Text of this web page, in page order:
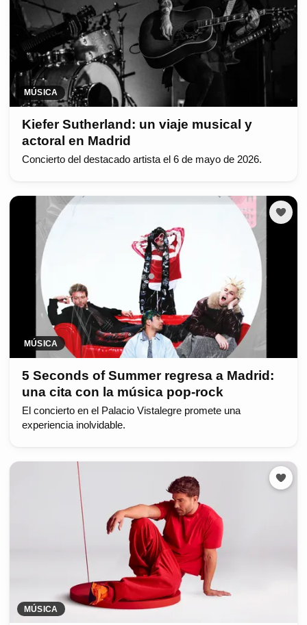
MÚSICA
Kiefer Sutherland: un viaje musical y
actoral en Madrid
Concierto del destacado artista el 6 de mayo de 2026.
MÚSICA
5 Seconds of Summer regresa a Madrid:
una cita con la música pop-rock
El concierto en el Palacio Vistalegre promete una
experiencia inolvidable.
MÚSICA